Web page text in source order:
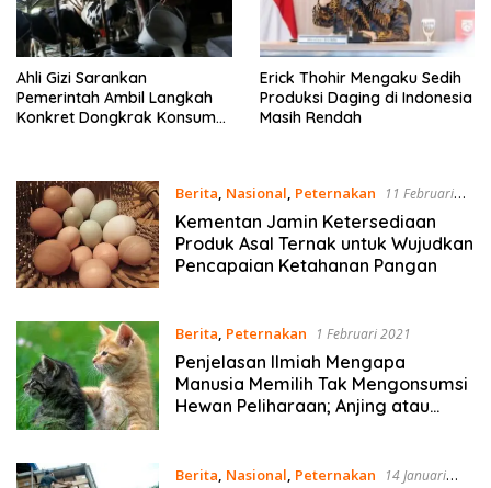
Ahli Gizi Sarankan
Pemerintah Ambil Langkah
Konkret Dongkrak Konsumsi
Erick Thohir Mengaku Sedih
Produksi Daging di Indonesia
Masih Rendah
Berita, Nasional, Peternakan
11 Februari
2021
Kementan Jamin Ketersediaan
Produk Asal Ternak untuk Wujudkan
Pencapaian Ketahanan Pangan
Berita, Peternakan 1 Februari 2021
Penjelasan Ilmiah Mengapa
Manusia Memilih Tak Mengonsumsi
Hewan Peliharaan; Anjing atau
Berita, Nasional, Peternakan
14 Januari